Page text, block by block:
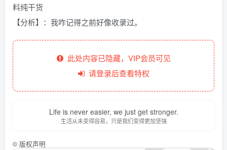
料纯干货
【分析】：我咋记得之前好像收录过。
此处内容已隐藏，VIP会员可见
请登录后查看特权
Life is never easier, we just get stronger.
生活从未变得容易，只是我们变得更加坚强
© 版权声明